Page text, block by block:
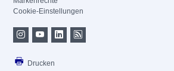
Cookie-Einstellungen
Drucken